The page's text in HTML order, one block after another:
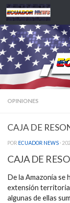
Saltar al contenido
OPINIONES
CAJA DE
POR ECUADOR NEWS ·
CAJA DE
De la Amazonía se
extensión
algunas de ellas